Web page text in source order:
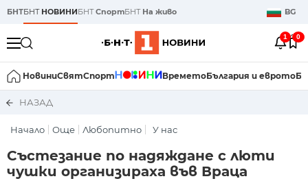
БНТБНТ НОВИНИБНТСпортБНТ На живо BG
1 0
НовиниСвятСпорт ВреметоБългария и еврото
НАЗАД
Начало Още Любопитно У нас
Състезание по надяждане с люти
чушки организираха във Враца